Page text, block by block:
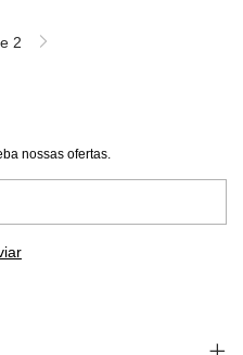
2
nossas ofertas.